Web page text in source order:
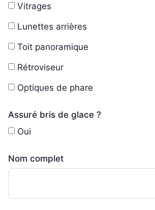
Vitrages
Lunettes arrières
Toit panoramique
Rétroviseur
Optiques de phare
Assuré bris de glace ?
Oui
Nom complet